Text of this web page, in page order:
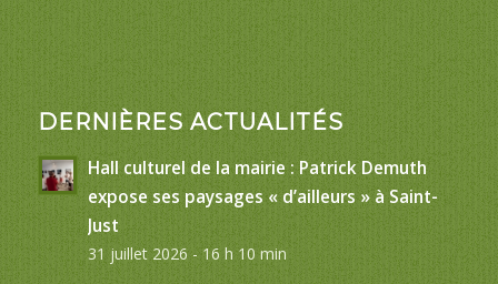
DERNIÈRES ACTUALITÉS
Hall culturel de la mairie : Patrick Demuth
expose ses paysages « d’ailleurs » à Saint-
Just
31 juillet 2026 - 16 h 10 min